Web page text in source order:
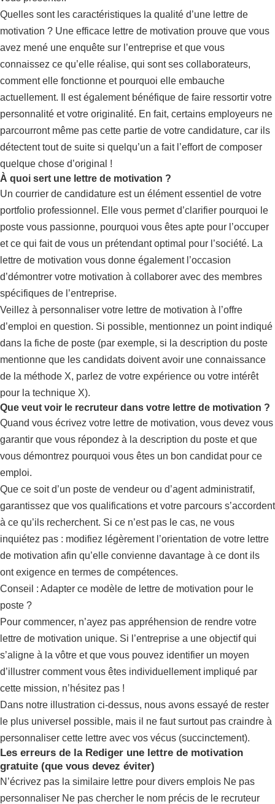
Quelles sont les caractéristiques la qualité d’une lettre de
motivation ? Une efficace lettre de motivation prouve que vous
avez mené une enquête sur l’entreprise et que vous
connaissez ce qu’elle réalise, qui sont ses collaborateurs,
comment elle fonctionne et pourquoi elle embauche
actuellement. Il est également bénéfique de faire ressortir votre
personnalité et votre originalité. En fait, certains employeurs ne
parcourront même pas cette partie de votre candidature, car ils
détectent tout de suite si quelqu’un a fait l’effort de composer
quelque chose d’original !
À quoi sert une lettre de motivation ?
Un courrier de candidature est un élément essentiel de votre
portfolio professionnel. Elle vous permet d’clarifier pourquoi le
poste vous passionne, pourquoi vous êtes apte pour l’occuper
et ce qui fait de vous un prétendant optimal pour l’société. La
lettre de motivation vous donne également l’occasion
d’démontrer votre motivation à collaborer avec des membres
spécifiques de l’entreprise.
Veillez à personnaliser votre lettre de motivation à l’offre
d’emploi en question. Si possible, mentionnez un point indiqué
dans la fiche de poste (par exemple, si la description du poste
mentionne que les candidats doivent avoir une connaissance
de la méthode X, parlez de votre expérience ou votre intérêt
pour la technique X).
Que veut voir le recruteur dans votre lettre de motivation ?
Quand vous écrivez votre lettre de motivation, vous devez vous
garantir que vous répondez à la description du poste et que
vous démontrez pourquoi vous êtes un bon candidat pour ce
emploi.
Que ce soit d’un poste de vendeur ou d’agent administratif,
garantissez que vos qualifications et votre parcours s’accordent
à ce qu’ils recherchent. Si ce n’est pas le cas, ne vous
inquiétez pas : modifiez légèrement l’orientation de votre lettre
de motivation afin qu’elle convienne davantage à ce dont ils
ont exigence en termes de compétences.
Conseil : Adapter ce modèle de lettre de motivation pour le
poste ?
Pour commencer, n’ayez pas appréhension de rendre votre
lettre de motivation unique. Si l’entreprise a une objectif qui
s’aligne à la vôtre et que vous pouvez identifier un moyen
d’illustrer comment vous êtes individuellement impliqué par
cette mission, n’hésitez pas !
Dans notre illustration ci-dessus, nous avons essayé de rester
le plus universel possible, mais il ne faut surtout pas craindre à
personnaliser cette lettre avec vos vécus (succinctement).
Les erreurs de la Rediger une lettre de motivation
gratuite (que vous devez éviter)
N’écrivez pas la similaire lettre pour divers emplois Ne pas
personnaliser Ne pas chercher le nom précis de le recruteur